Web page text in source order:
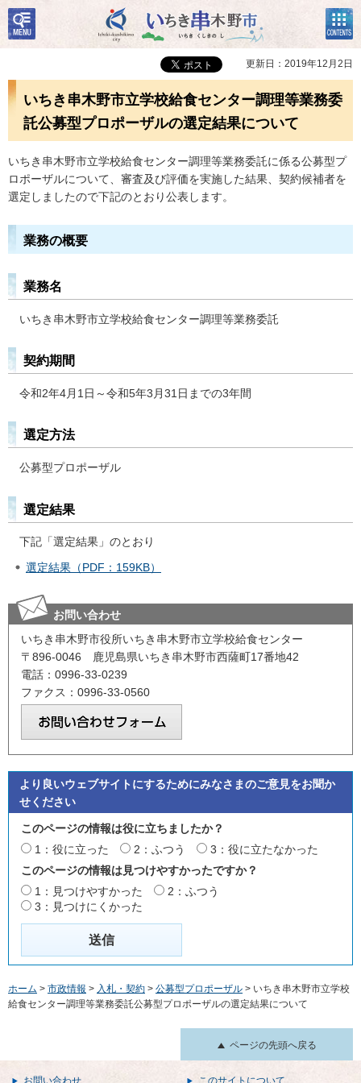
いちき串木野市
検
索・
共通
コン
テン
ツメ
ニュ
更新日：2019年12月2日
いちき串木野市立学校給食センター調理等業務委
託公募型プロポーザルの選定結果について
いちき串木野市立学校給食センター調理等業務委託に係る公募型プ
ロポーザルについて、審査及び評価を実施した結果、契約候補者を
選定しましたので下記のとおり公表します。
業務の概要
業務名
いちき串木野市立学校給食センター調理等業務委託
契約期間
令和2年4月1日～令和5年3月31日までの3年間
選定方法
公募型プロポーザル
選定結果
下記「選定結果」のとおり
選定結果（PDF：159KB）
お問い合わせ
いちき串木野市役所いちき串木野市立学校給食センター
〒896-0046 鹿児島県いちき串木野市西薩町17番地42
電話：0996-33-0239
ファクス：0996-33-0560
より良いウェブサイトにするためにみなさまのご意見をお聞か
せください
このページの情報は役に立ちましたか？
1：役に立った
2：ふつう
3：役に立たなかった
このページの情報は見つけやすかったですか？
1：見つけやすかった
2：ふつう
3：見つけにくかった
ホーム > 市政情報 > 入札・契約 > 公募型プロポーザル > いちき串木野市立学校
給食センター調理等業務委託公募型プロポーザルの選定結果について
ページの先頭へ戻る
お問い合わせ このサイトについて